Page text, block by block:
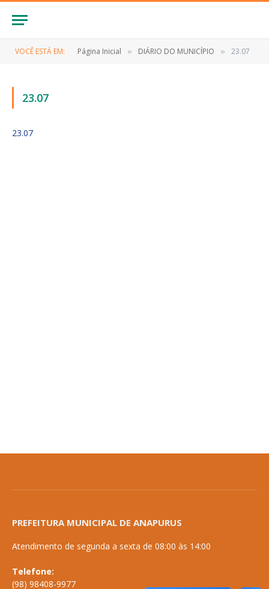
VOCÊ ESTÁ EM: Página Inicial » DIÁRIO DO MUNICÍPIO » 23.07
23.07
23.07
PREFEITURA MUNICIPAL DE ANAPURUS
Atendimento de segunda a sexta de 08:00 às 14:00
Telefone:
(98) 98408-9977